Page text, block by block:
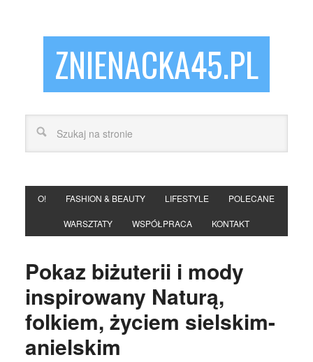
ZNIENACKA45.PL
O! FASHION & BEAUTY LIFESTYLE POLECANE
WARSZTATY WSPÓŁPRACA KONTAKT
Pokaz biżuterii i mody
inspirowany Naturą,
folkiem, życiem sielskim-
anielskim